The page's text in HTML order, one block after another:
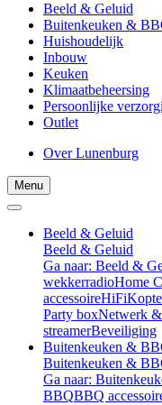
Beeld & Geluid
Buitenkeuken &
Huishoudelijk
Inbouw
Keuken
Klimaatbeheersing
Persoonlijke
Outlet
Over Lunenburg
Menu
Beeld & Geluid
Beeld & Geluid
Ga naar: Beeld &
wekkerradioHome
accessoireHiFi
Party boxNetwerk &
streamerBeveiliging
Buitenkeuken &
Buitenkeuken &
Ga naar:
BBQBBQ